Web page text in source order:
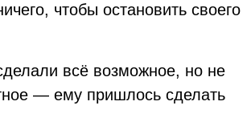
чтобы остановить своего
всё возможное, но не
— ему пришлось сделать